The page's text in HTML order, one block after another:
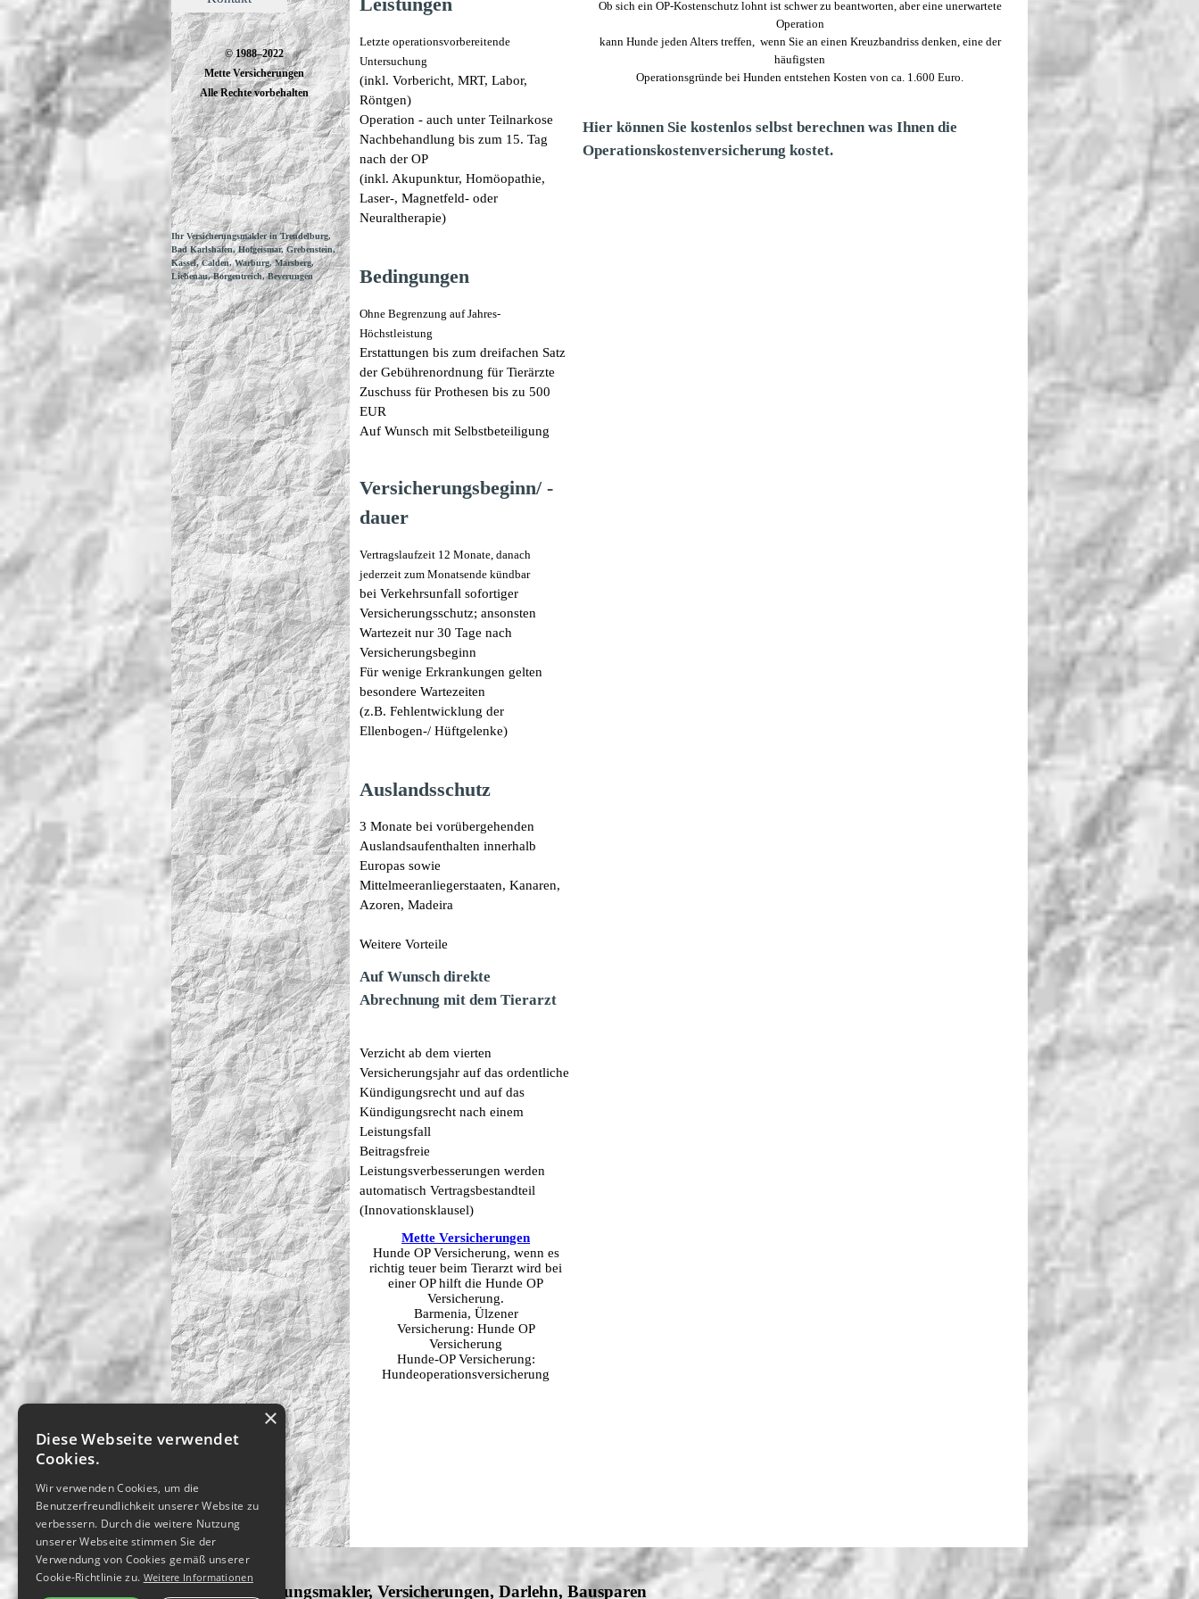
© 1988–2022
Mette Versicherungen
Alle Rechte vorbehalten
Ihr Versicherungsmakler in Trendelburg,
Bad Karlshafen, Hofgeismar, Grebenstein,
Kassel, Calden, Warburg, Marsberg,
Liebenau, Borgentreich, Beverungen
Letzte operationsvorbereitende
Untersuchung
(inkl. Vorbericht, MRT, Labor,
Röntgen)
Operation - auch unter Teilnarkose
Nachbehandlung bis zum 15. Tag
nach der OP
(inkl. Akupunktur, Homöopathie,
Laser-, Magnetfeld- oder
Neuraltherapie)
Bedingungen
Ohne Begrenzung auf Jahres-
Höchstleistung
Erstattungen bis zum dreifachen Satz
der Gebührenordnung für Tierärzte
Zuschuss für Prothesen bis zu 500
EUR
Auf Wunsch mit Selbstbeteiligung
Versicherungsbeginn/ -
dauer
Vertragslaufzeit 12 Monate, danach
jederzeit zum Monatsende kündbar
bei Verkehrsunfall sofortiger
Versicherungsschutz; ansonsten
Wartezeit nur 30 Tage nach
Versicherungsbeginn
Für wenige Erkrankungen gelten
besondere Wartezeiten
(z.B. Fehlentwicklung der
Ellenbogen-/ Hüftgelenke)
Auslandsschutz
3 Monate bei vorübergehenden
Auslandsaufenthalten innerhalb
Europas sowie
Mittelmeeranliegerstaaten, Kanaren,
Azoren, Madeira
Weitere Vorteile
Auf Wunsch direkte
Abrechnung mit dem Tierarzt
Verzicht ab dem vierten
Versicherungsjahr auf das ordentliche
Kündigungsrecht und auf das
Kündigungsrecht nach einem
Leistungsfall
Beitragsfreie
Leistungsverbesserungen werden
automatisch Vertragsbestandteil
(Innovationsklausel)
Mette Versicherungen
Hunde OP Versicherung, wenn es
richtig teuer beim Tierarzt wird bei
einer OP hilft die Hunde OP
Versicherung.
Barmenia, Ülzener
Versicherung: Hunde OP
Versicherung
Hunde-OP Versicherung:
Hundeoperationsversicherung
Ob sich ein OP-Kostenschutz lohnt ist schwer zu beantworten, aber eine unerwartete
Operation
kann Hunde jeden Alters treffen, wenn Sie an einen Kreuzbandriss denken, eine der
häufigsten
Operationsgründe bei Hunden entstehen Kosten von ca. 1.600 Euro.
Hier können Sie kostenlos selbst berechnen was Ihnen die
Operationskostenversicherung kostet.
Mette Versicherungsmakler, Versicherungen, Darlehn, Bausparen
×
Diese Webseite verwendet
Cookies.
Wir verwenden Cookies, um die
Benutzerfreundlichkeit unserer Website zu
verbessern. Durch die weitere Nutzung
unserer Webseite stimmen Sie der
Verwendung von Cookies gemäß unserer
Cookie-Richtlinie zu. Weitere Informationen